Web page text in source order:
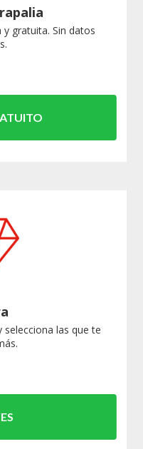
gratuita. Sin datos
selecciona las que te